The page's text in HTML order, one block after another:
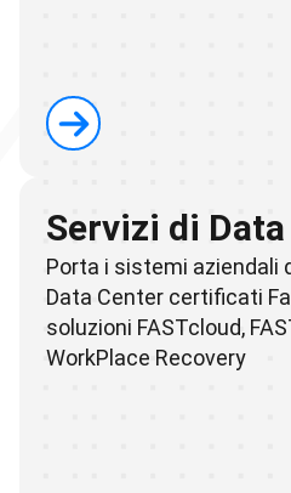
Servizi di
Porta i sistemi aziendali
Data Center certificati
soluzioni FASTcloud,
WorkPlace Recovery